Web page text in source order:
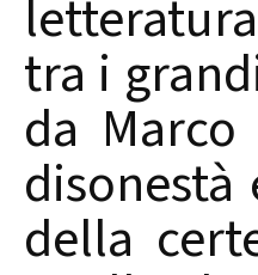
tra i
da
della